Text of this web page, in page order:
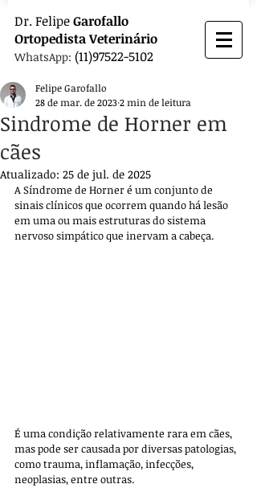
Dr. FelipeGarofallo
OrtopedistaVeterinário
WhatsApp: (11)97522-5102
Sindrome de Horner em
cães
Felipe Garofallo
28 de mar. de 20232 min de leitura
Atualizado: 25 de jul. de 2025
A Síndrome de Horner é um conjunto de
sinais clínicos que ocorrem quando há lesão
em uma ou mais estruturas do sistema
nervoso simpático que inervam a cabeça.
É uma condição relativamente rara em cães,
mas pode ser causada por diversas patologias,
como trauma, inflamação, infecções,
neoplasias, entre outras.